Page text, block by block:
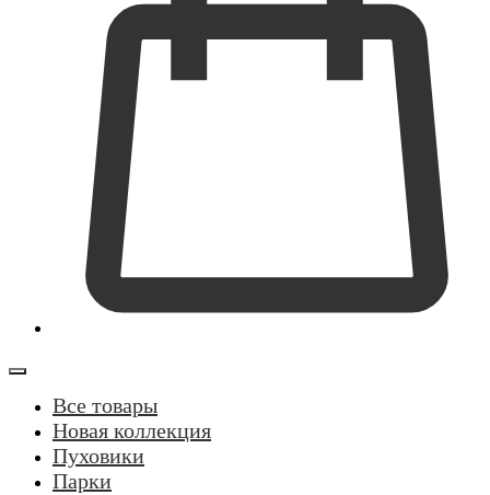
Все товары
Новая коллекция
Пуховики
Парки